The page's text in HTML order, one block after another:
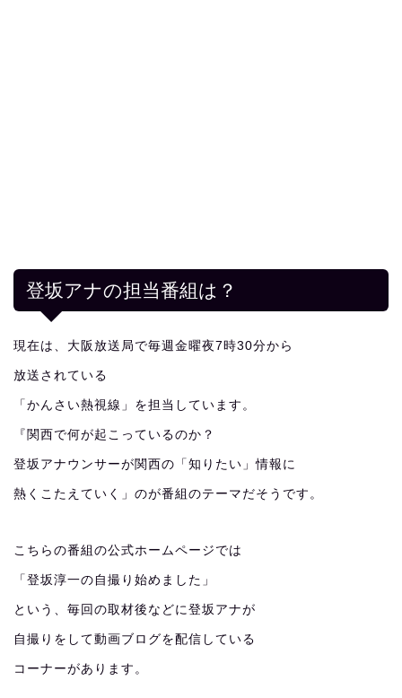
登坂アナの担当番組は？
現在は、大阪放送局で毎週金曜夜7時30分から
放送されている
「かんさい熱視線」を担当しています。
『関西で何が起こっているのか？
登坂アナウンサーが関西の「知りたい」情報に
熱くこたえていく」のが番組のテーマだそうです。
こちらの番組の公式ホームページでは
「登坂淳一の自撮り始めました」
という、毎回の取材後などに登坂アナが
自撮りをして動画ブログを配信している
コーナーがあります。